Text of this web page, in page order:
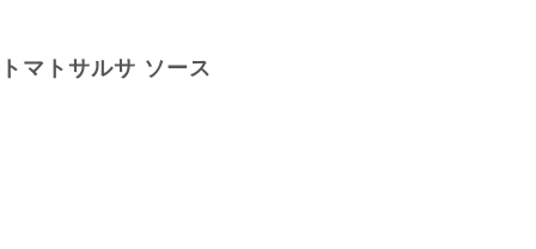
トマトサルサ ソース